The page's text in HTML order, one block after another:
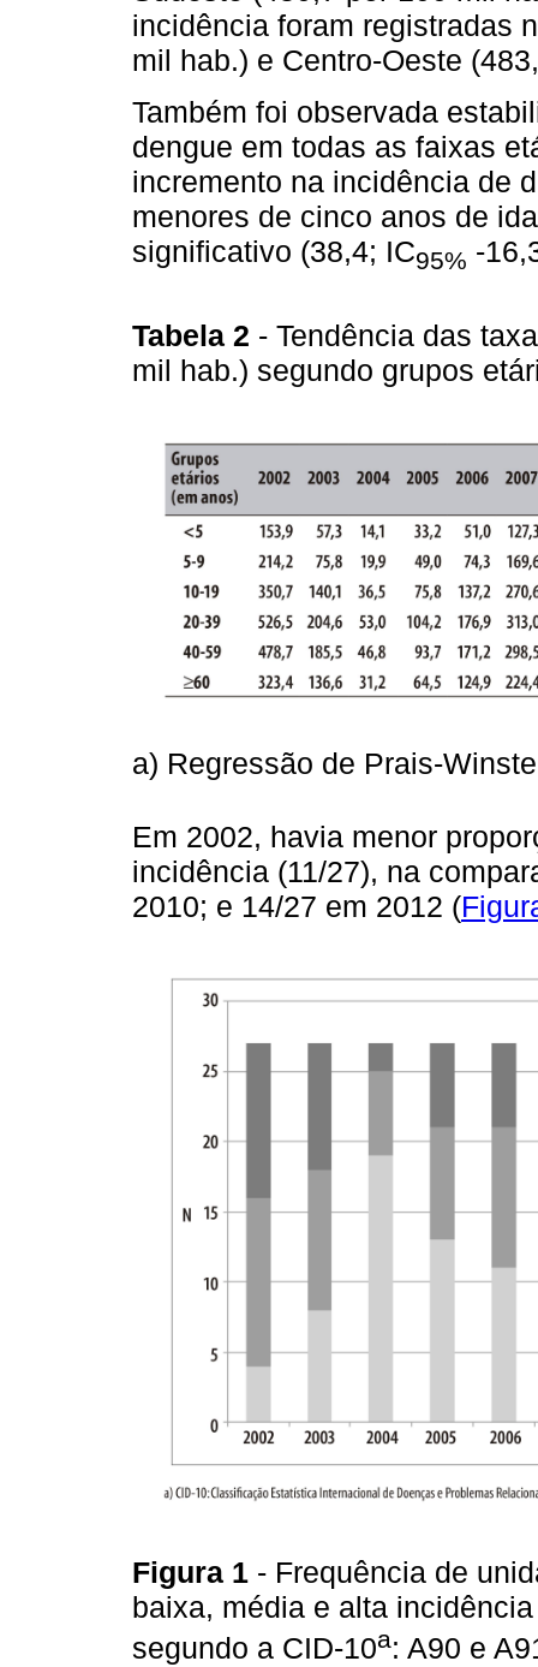
incidência foram registradas
mil hab.) e Centro-Oeste
Também foi observada
dengue em todas as faixas
incremento na incidência de
menores de cinco anos de
significativo (38,4; IC95% -
Tabela 2 - Tendência das
mil hab.) segundo grupos
a) Regressão de Prais-
Em 2002, havia menor
incidência (11/27), na
2010; e 14/27 em 2012 (
Figura 1 - Frequência de
baixa, média e alta
segundo a CID-10a: A90 e